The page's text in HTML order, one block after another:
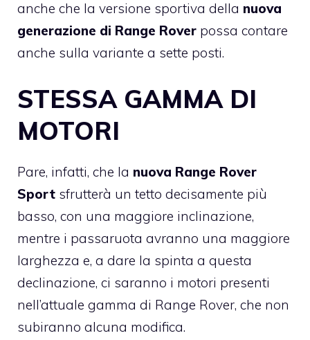
anche che la versione sportiva della nuova
generazione di Range Rover possa contare
anche sulla variante a sette posti.
STESSA GAMMA DI
MOTORI
Pare, infatti, che la nuova Range Rover
Sport sfrutterà un tetto decisamente più
basso, con una maggiore inclinazione,
mentre i passaruota avranno una maggiore
larghezza e, a dare la spinta a questa
declinazione, ci saranno i motori presenti
nell’attuale gamma di Range Rover, che non
subiranno alcuna modifica.